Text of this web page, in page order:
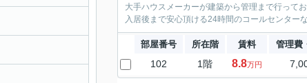
大手ハウスメーカーが建築から管理まで行って
入居後まで安心頂ける24時間のコールセンター
部屋番号 所在階 賃料 管理費
102 1階 8.8万円